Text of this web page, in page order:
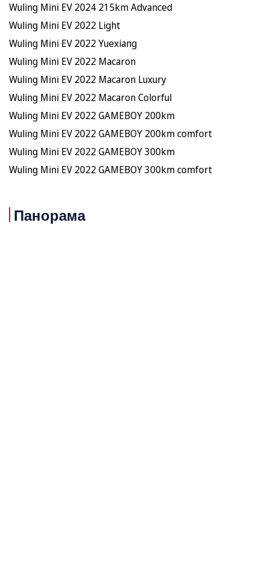
Wuling Mini EV 2024 215km Advanced
Wuling Mini EV 2022 Light
Wuling Mini EV 2022 Yuexiang
Wuling Mini EV 2022 Macaron
Wuling Mini EV 2022 Macaron Luxury
Wuling Mini EV 2022 Macaron Colorful
Wuling Mini EV 2022 GAMEBOY 200km
Wuling Mini EV 2022 GAMEBOY 200km comfort
Wuling Mini EV 2022 GAMEBOY 300km
Wuling Mini EV 2022 GAMEBOY 300km comfort
Панорама